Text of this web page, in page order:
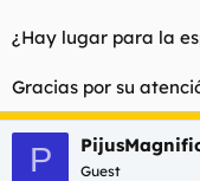
¿Hay lugar para la
Gracias por su
P Guest